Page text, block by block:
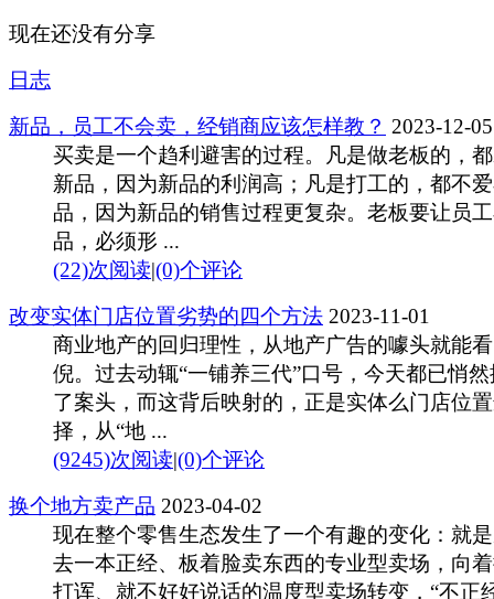
现在还没有分享
日志
新品，员工不会卖，经销商应该怎样教？ 2023-12-05
买卖是一个趋利避害的过程。凡是做老板的，
新品，因为新品的利润高；凡是打工的，都不
品，因为新品的销售过程更复杂。老板要让员
品，必须形 ...
(22)次阅读|(0)个评论
改变实体门店位置劣势的四个方法 2023-11-01
商业地产的回归理性，从地产广告的噱头就能
倪。过去动辄“一铺养三代”口号，今天都已悄
了案头，而这背后映射的，正是实体么门店位
择，从“地 ...
(9245)次阅读|(0)个评论
换个地方卖产品 2023-04-02
现在整个零售生态发生了一个有趣的变化：就
去一本正经、板着脸卖东西的专业型卖场，向
打诨、就不好好说话的温度型卖场转变，“不正